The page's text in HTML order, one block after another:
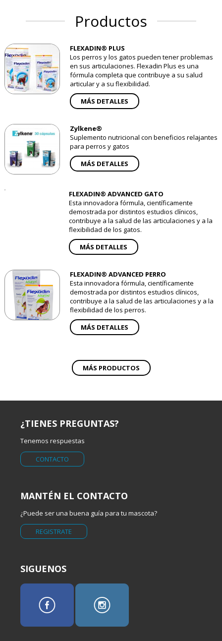
Productos
FLEXADIN® PLUS
Los perros y los gatos pueden tener problemas
en sus articulaciones. Flexadin Plus es una
fórmula completa que contribuye a su salud
articular y a su flexibilidad.
MÁS DETALLES
Zylkene®
Suplemento nutricional con beneficios relajantes
para perros y gatos
MÁS DETALLES
FLEXADIN® ADVANCED GATO
Esta innovadora fórmula, científicamente
demostrada por distintos estudios clínicos,
contribuye a la salud de las articulaciones y a la
flexibilidad de los gatos.
MÁS DETALLES
FLEXADIN® ADVANCED PERRO
Esta innovadora fórmula, científicamente
demostrada por distintos estudios clínicos,
contribuye a la salud de las articulaciones y a la
flexibilidad de los perros.
MÁS DETALLES
MÁS PRODUCTOS
¿TIENES PREGUNTAS?
Tenemos respuestas
CONTACTO
MANTÉN EL CONTACTO
¿Puede ser una buena guía para tu mascota?
REGISTRATE
SIGUENOS